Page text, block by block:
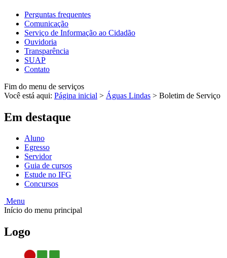
Perguntas frequentes
Comunicação
Serviço de Informação ao Cidadão
Ouvidoria
Transparência
SUAP
Contato
Fim do menu de serviços
Você está aqui: Página inicial > Águas Lindas > Boletim de Serviço
Em destaque
Aluno
Egresso
Servidor
Guia de cursos
Estude no IFG
Concursos
Menu
Início do menu principal
Logo